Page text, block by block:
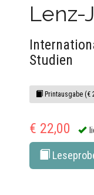
Lenz-
Studien
Printausgabe (€
€ 22,00